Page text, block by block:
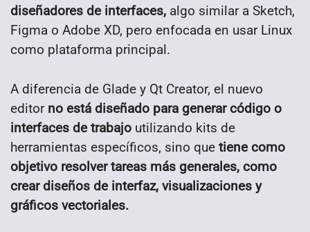
diseñadores de interfaces, algo similar a Sketch,
Figma o Adobe XD, pero enfocada en usar Linux
como plataforma principal.
A diferencia de Glade y Qt Creator, el nuevo
editor no está diseñado para generar código o
interfaces de trabajo utilizando kits de
herramientas específicos, sino que tiene como
objetivo resolver tareas más generales, como
crear diseños de interfaz, visualizaciones y
gráficos vectoriales.